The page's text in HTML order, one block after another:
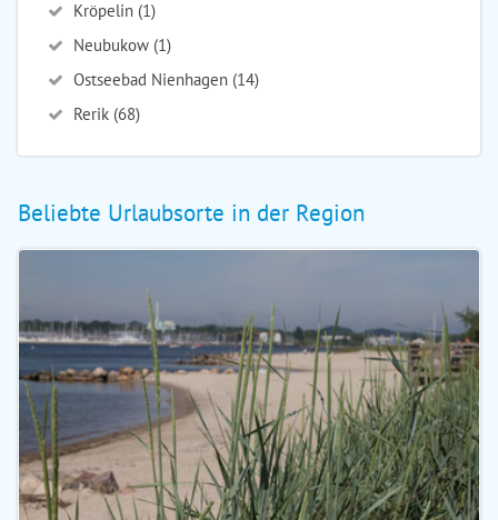
Kröpelin (1)
Neubukow (1)
Ostseebad Nienhagen (14)
Rerik (68)
Beliebte Urlaubsorte in der Region